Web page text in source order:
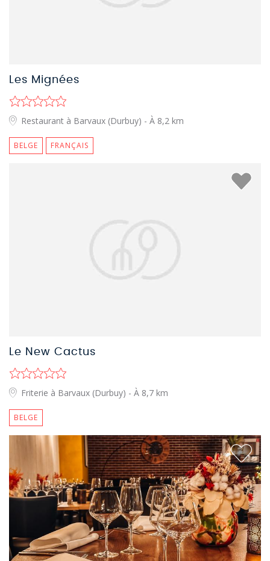
Les Mignées
Restaurant à Barvaux (Durbuy) - À 8,2 km
BELGE FRANÇAIS
Le New Cactus
Friterie à Barvaux (Durbuy) - À 8,7 km
BELGE